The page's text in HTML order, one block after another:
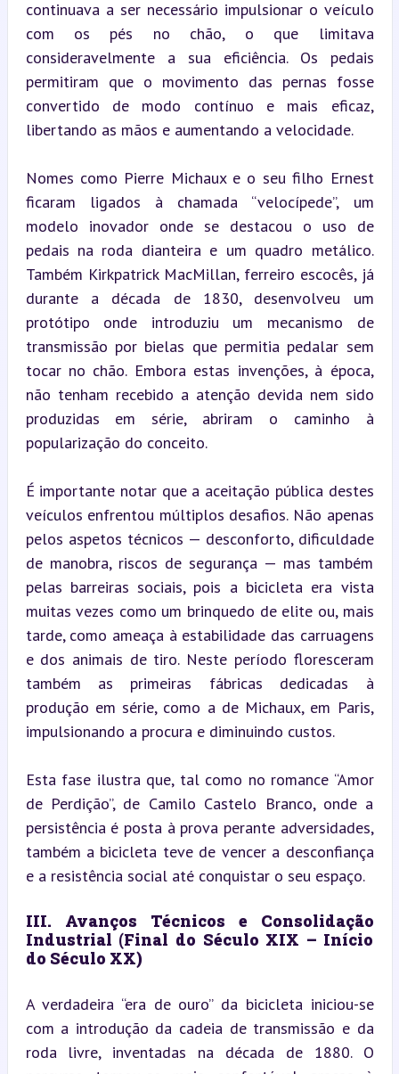
continuava a ser necessário impulsionar o veículo
com os pés no chão, o que limitava
consideravelmente a sua eficiência. Os pedais
permitiram que o movimento das pernas fosse
convertido de modo contínuo e mais eficaz,
libertando as mãos e aumentando a velocidade.
Nomes como Pierre Michaux e o seu filho Ernest
ficaram ligados à chamada “velocípede”, um
modelo inovador onde se destacou o uso de
pedais na roda dianteira e um quadro metálico.
Também Kirkpatrick MacMillan, ferreiro escocês, já
durante a década de 1830, desenvolveu um
protótipo onde introduziu um mecanismo de
transmissão por bielas que permitia pedalar sem
tocar no chão. Embora estas invenções, à época,
não tenham recebido a atenção devida nem sido
produzidas em série, abriram o caminho à
popularização do conceito.
É importante notar que a aceitação pública destes
veículos enfrentou múltiplos desafios. Não apenas
pelos aspetos técnicos — desconforto, dificuldade
de manobra, riscos de segurança — mas também
pelas barreiras sociais, pois a bicicleta era vista
muitas vezes como um brinquedo de elite ou, mais
tarde, como ameaça à estabilidade das carruagens
e dos animais de tiro. Neste período floresceram
também as primeiras fábricas dedicadas à
produção em série, como a de Michaux, em Paris,
impulsionando a procura e diminuindo custos.
Esta fase ilustra que, tal como no romance “Amor
de Perdição”, de Camilo Castelo Branco, onde a
persistência é posta à prova perante adversidades,
também a bicicleta teve de vencer a desconfiança
e a resistência social até conquistar o seu espaço.
III. Avanços Técnicos e Consolidação
Industrial (Final do Século XIX – Início
do Século XX)
A verdadeira “era de ouro” da bicicleta iniciou-se
com a introdução da cadeia de transmissão e da
roda livre, inventadas na década de 1880. O